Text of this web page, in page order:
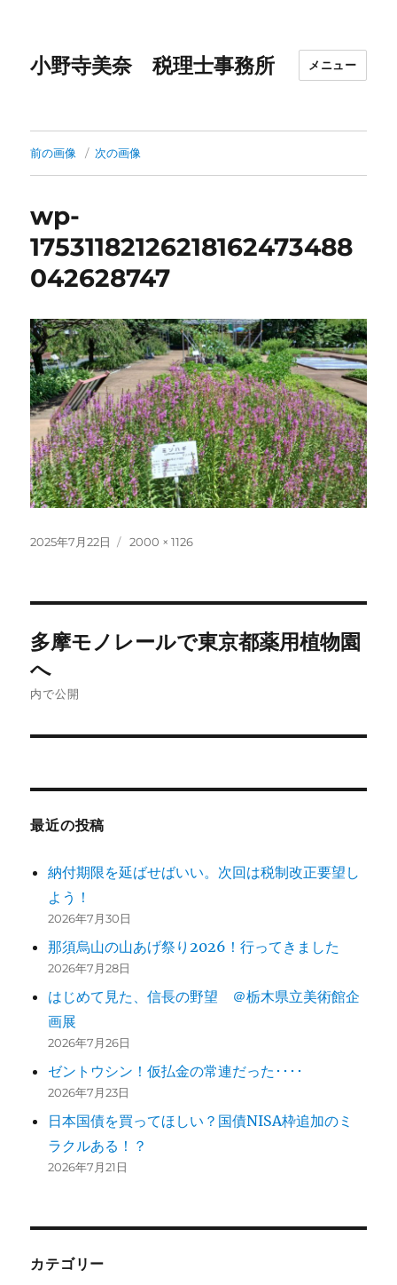
小野寺美奈 税理士事務所 メニュー
前の画像 次の画像
wp-
17531182126218162473488
042628747
投
2025年7月22日
フ
2000 × 1126
稿
ナ
ビ
ョ
ン
多摩モノレールで東京都薬用植物園
へ
内で公開
最近の投稿
納付期限を延ばせばいい。次回は税制改正要望し
よう！
2026年7月30日
那須烏山の山あげ祭り2026！行ってきました
2026年7月28日
はじめて見た、信長の野望 ＠栃木県立美術館企
画展
2026年7月26日
ゼントウシン！仮払金の常連だった････
2026年7月23日
日本国債を買ってほしい？国債NISA枠追加のミ
ラクルある！？
2026年7月21日
カテゴリー